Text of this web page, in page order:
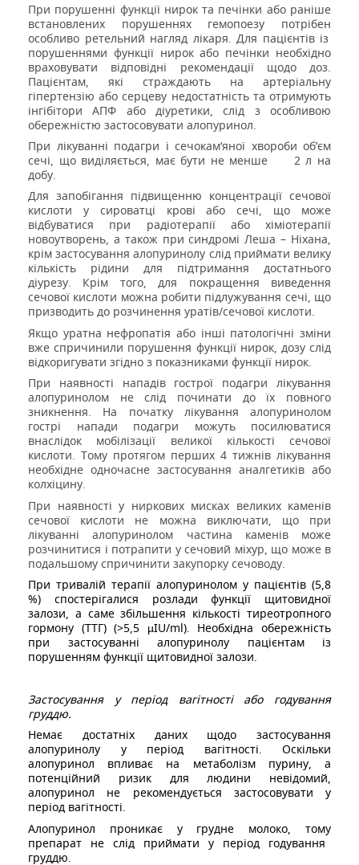
При порушенні функції нирок та печінки абораніше
встановлених порушенняхгемопоезу
потрібен
особливо ретельний нагляд лікаря . Для пацієнтів із
порушеннями функції нирокабо печінки необхідно
враховувати відповідні рекомендації щодо доз
Пацієнтам, які страждають на артеріальну
гіпертензію або серцеву недостатність та отримують
інгібітори АПФ або діуретики, слід з особливою
обережністю застосовувати алопуринол.
При лікуванні подагри і сечокам’яної хвороби об’єм
сечі, що виділяється, має бути не менше
2 л на
добу.
Для запобігання підвищенню концентрації сечової
кислоти у сироватці крові або сечі, що може
відбуватися при радіотерапії або хіміотерапії
новоутворень, а також при синдромі Леша – Ніхана,
крім застосування алопуринолу слід приймати велику
кількість рідини для підтримання достатнього
діурезу. Крім того, для покращення виведення
сечової кислоти можна робити підлужування сечі, що
призводить до розчинення уратів/сечової кислоти.
Якщо уратна нефропатія або інші патологічні зміни
вже спричинили порушення функції нирок, дозу слід
відкоригувати згідно з показниками функції нирок.
При наявності нападів гострої подагри лікування
алопуринолом не слід починати до їх повного
зникнення. На початку лікування алопуринолом
гострі напади подагри можуть посилюватися
внаслідок мобілізації великої кількості сечової
кислоти. Тому протягом перших 4 тижнів лікування
необхідне одночасне застосування аналгетиків або
колхіцину.
При наявності у ниркових мисках великих каменів
сечової кислоти не можна виключати, що при
лікуванні алопуринолом частина каменів може
розчинитися і потрапити у сечовий міхур, що може в
подальшому спричинити закупорку сечоводу.
При тривалій терапії алопуринолом у пацієнтів (5,8
%) спостерігалися розлади функції щитовидної
залози, а саме збільшення кількості тиреотропного
гормону (ТТГ) (>5,5 µIU/ml). Необхідна обережність
при застосуванні алопуринолу пацієнтам із
порушенням функції щитовидної залози.
Застосування у період вагітності або годування
груддю.
Немає достатніх даних щодо застосування
алопуринолу у період вагітності. Оскільки
алопуринол впливає на метаболізм пурину, а
потенційний ризик для людини невідомий,
алопуринол не рекомендується застосовувати у
період вагітності.
Алопуринол проникає угрудне молоко , тому
препарат не слід приймати у період годування
груддю